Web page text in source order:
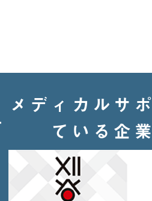
等を行う場合がござ
ください。
メディカルサ
ている企